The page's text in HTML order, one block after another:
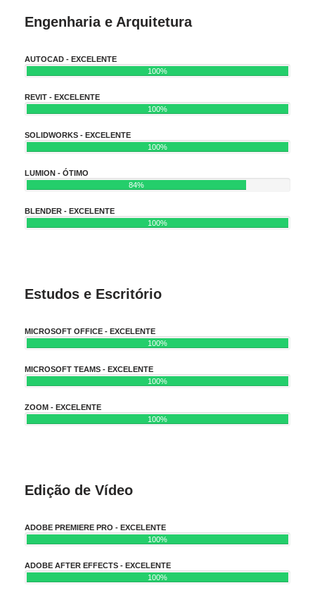
Engenharia e Arquitetura
AUTOCAD - EXCELENTE
100%
REVIT - EXCELENTE
100%
SOLIDWORKS - EXCELENTE
100%
LUMION - ÓTIMO
84%
BLENDER - EXCELENTE
100%
Estudos e Escritório
MICROSOFT OFFICE - EXCELENTE
100%
MICROSOFT TEAMS - EXCELENTE
100%
ZOOM - EXCELENTE
100%
Edição de Vídeo
ADOBE PREMIERE PRO - EXCELENTE
100%
ADOBE AFTER EFFECTS - EXCELENTE
100%